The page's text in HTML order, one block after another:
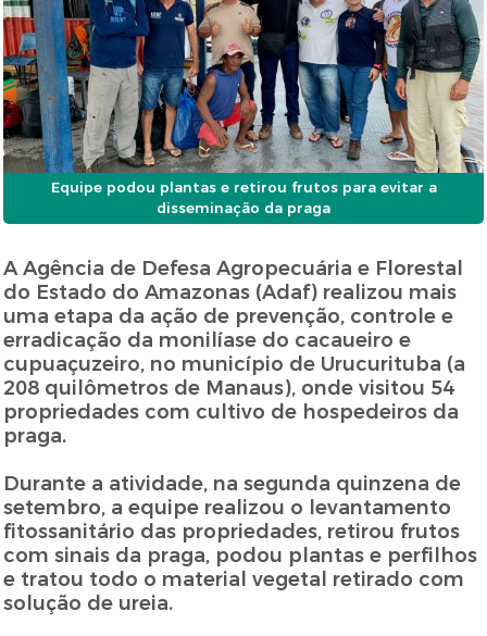
Equipe podou plantas e retirou frutos para evitar a
disseminação da praga
A Agência de Defesa Agropecuária e Florestal
do Estado do Amazonas (Adaf) realizou mais
uma etapa da ação de prevenção, controle e
erradicação da monilíase do cacaueiro e
cupuaçuzeiro, no município de Urucurituba (a
208 quilômetros de Manaus), onde visitou 54
propriedades com cultivo de hospedeiros da
praga.
Durante a atividade, na segunda quinzena de
setembro, a equipe realizou o levantamento
fitossanitário das propriedades, retirou frutos
com sinais da praga, podou plantas e perfilhos
e tratou todo o material vegetal retirado com
solução de ureia.